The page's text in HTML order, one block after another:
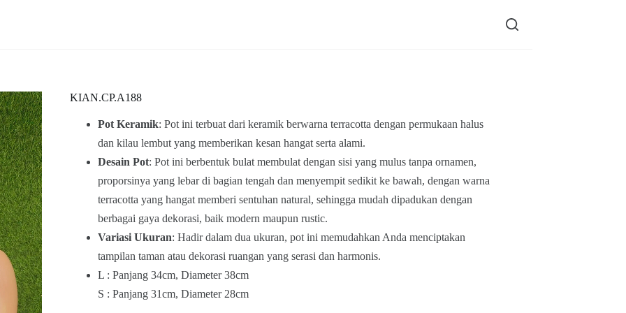
KIAN.CP.A188
Pot Keramik: Pot ini terbuat dari keramik berwarna terracotta dengan permukaan halus
dan kilau lembut yang memberikan kesan hangat serta alami.
Desain Pot: Pot ini berbentuk bulat membulat dengan sisi yang mulus tanpa ornamen,
proporsinya yang lebar di bagian tengah dan menyempit sedikit ke bawah, dengan warna
terracotta yang hangat memberi sentuhan natural, sehingga mudah dipadukan dengan
berbagai gaya dekorasi, baik modern maupun rustic.
Variasi Ukuran: Hadir dalam dua ukuran, pot ini memudahkan Anda menciptakan
tampilan taman atau dekorasi ruangan yang serasi dan harmonis.
L : Panjang 34cm, Diameter 38cm
S : Panjang 31cm, Diameter 28cm